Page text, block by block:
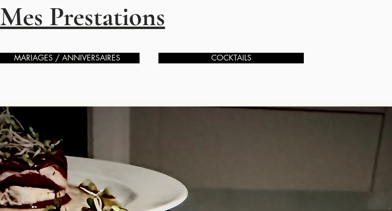
Mes Prestations
MARIAGES / ANNIVERSAIRES COCKTAILS